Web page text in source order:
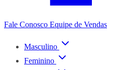
Fale Conosco Equipe de Vendas
Masculino
Feminino